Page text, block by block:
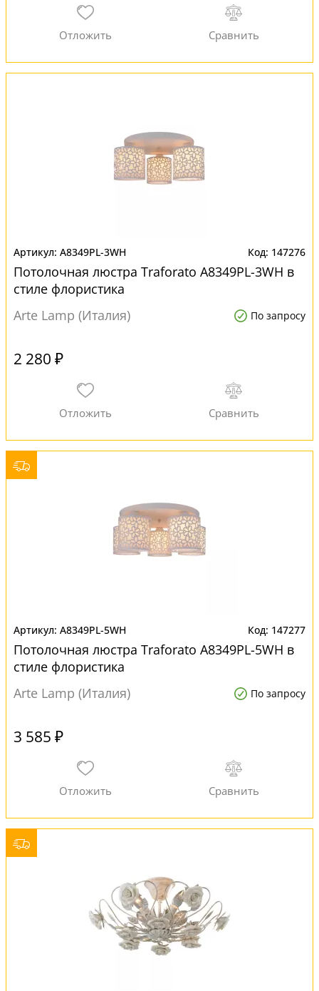
A8349PL-3WH 147276
Потолочная люстра Traforato A8349PL-3WH в
стиле флористика
Arte Lamp (Италия)
По запросу
2 280 ₽
A8349PL-5WH 147277
Потолочная люстра Traforato A8349PL-5WH в
стиле флористика
Arte Lamp (Италия)
По запросу
3 585 ₽